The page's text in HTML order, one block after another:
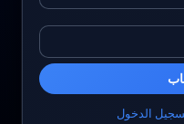
الدخول